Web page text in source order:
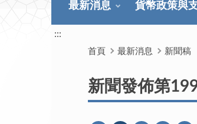
最新消息 貨幣政策與
:::
首頁 最新消息 新聞稿
新聞發佈第